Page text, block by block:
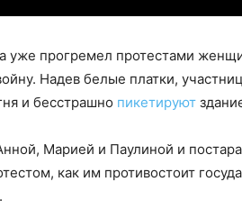
а уже прогремел протестами
Надев белые платки,
и бесстрашно пикетируют
Марией и Паулиной и
как им противостоит